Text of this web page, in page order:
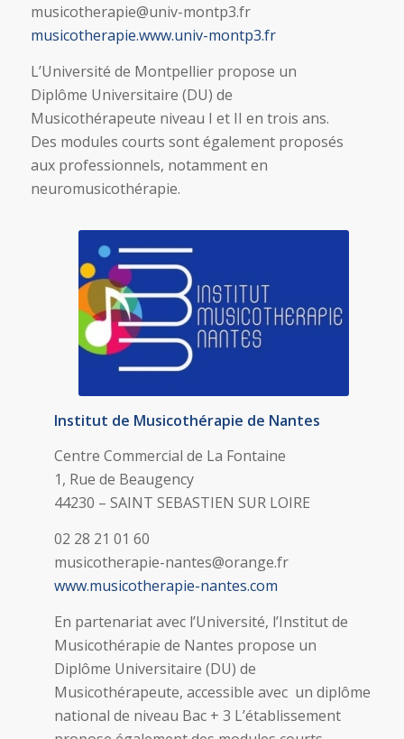
musicotherapie@univ-montp3.fr
musicotherapie.www.univ-montp3.fr
L’Université de Montpellier propose un
Diplôme Universitaire (DU) de
Musicothérapeute niveau I et II en trois ans.
Des modules courts sont également proposés
aux professionnels, notamment en
neuromusicothérapie.
Institut de Musicothérapie de Nantes
Centre Commercial de La Fontaine
1, Rue de Beaugency
44230 – SAINT SEBASTIEN SUR LOIRE
02 28 21 01 60
musicotherapie-nantes@orange.fr
www.musicotherapie-nantes.com
En partenariat avec l’Université, l’Institut de
Musicothérapie de Nantes propose un
Diplôme Universitaire (DU) de
Musicothérapeute, accessible avec un diplôme
national de niveau Bac + 3 L’établissement